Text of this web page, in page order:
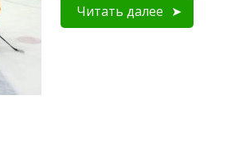
Читать далее